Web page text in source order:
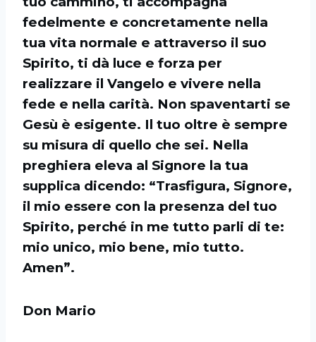
fedelmente e concretamente nella
tua vita normale e attraverso il suo
Spirito, ti dà luce e forza per
realizzare il Vangelo e vivere nella
fede e nella carità. Non spaventarti se
Gesù è esigente. Il tuo oltre è sempre
su misura di quello che sei. Nella
preghiera eleva al Signore la tua
supplica dicendo: “Trasfigura, Signore,
il mio essere con la presenza del tuo
Spirito, perché in me tutto parli di te:
mio unico, mio bene, mio tutto.
Amen”.
Don Mario